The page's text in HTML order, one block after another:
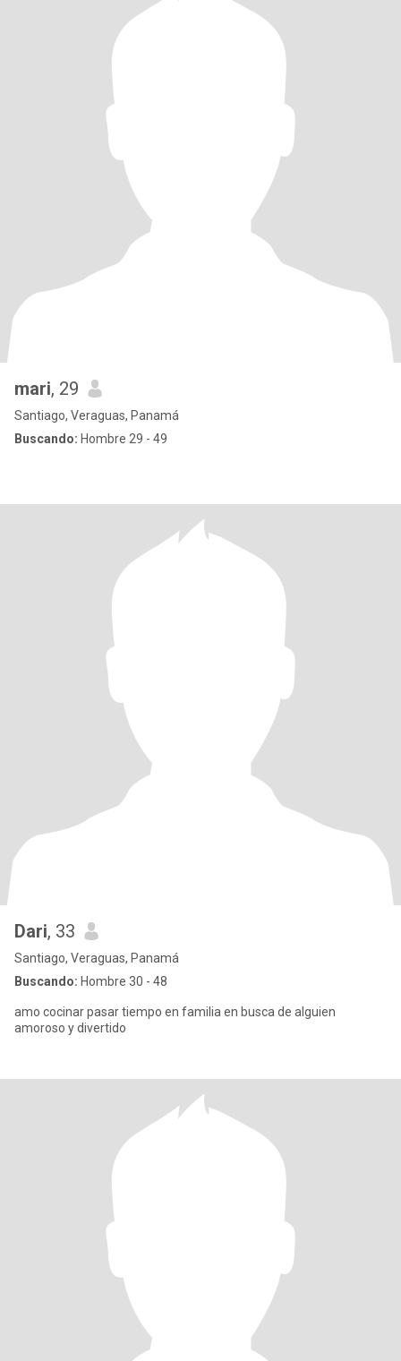
mari, 29
Santiago, Veraguas, Panamá
Buscando: Hombre 29 - 49
Dari, 33
Santiago, Veraguas, Panamá
Buscando: Hombre 30 - 48
amo cocinar pasar tiempo en familia en busca de alguien
amoroso y divertido